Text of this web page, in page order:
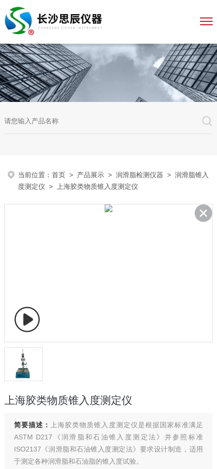
当前位置：首页 > 产品展示 >润滑脂检测仪器 >润滑脂锥入
度测定仪 > 上海胶类物质锥入度测定仪
上海胶类物质锥入度测定仪
简要描述：
上海胶类物质锥入度测定仪是根据国家标准满足
ASTM D217《润滑脂和石油锥入度测定法》并参照标准
ISO2137《润滑脂和石油锥入度测定法》要求设计制造，适用
于测定各种润滑脂和石油脂的锥入度试验。